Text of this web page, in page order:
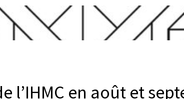
l’IHMC en août et